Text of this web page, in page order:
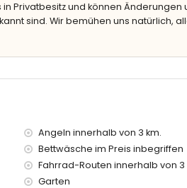
der Unterkunft)
von 10 Kilometern von der Unterkunft)
von der Unterkunft)
mit Kindern
dieses Ferienhauses
Privatbesitz und können Änderungen
sind. Wir bemühen uns natürlich,
Angeln innerhalb von 3 km.
Bettwäsche im Preis inbegriffen
Fahrrad-Routen innerhalb von 3
Garten